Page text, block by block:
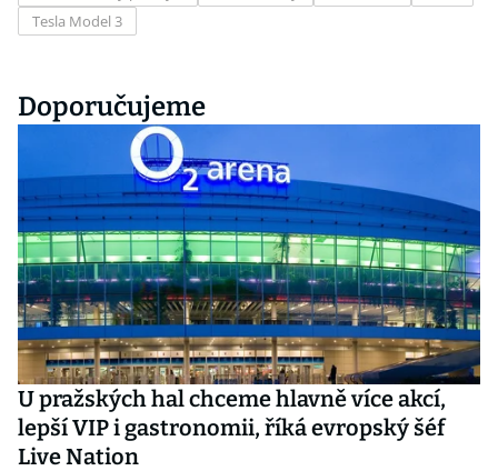
Tesla Model 3
Doporučujeme
U pražských hal chceme hlavně více akcí,
lepší VIP i gastronomii, říká evropský šéf
Live Nation